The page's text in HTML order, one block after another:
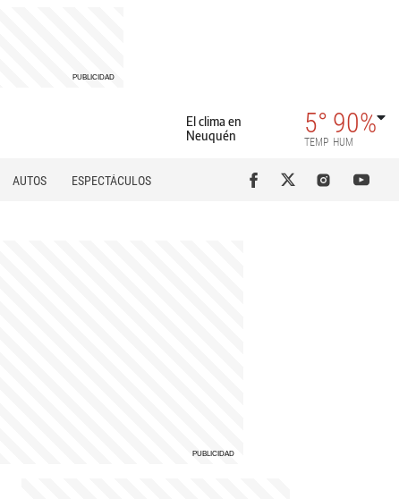
El clima en
Neuquén
5°
TEMP
90%
HUM
AUTOS
ESPECTÁCULOS